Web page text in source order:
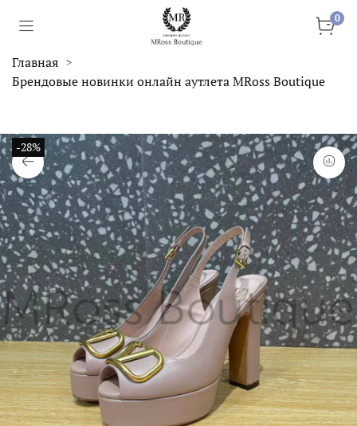
0
Главная
Брендовые новинки онлайн аутлета MRoss Boutique
-28%